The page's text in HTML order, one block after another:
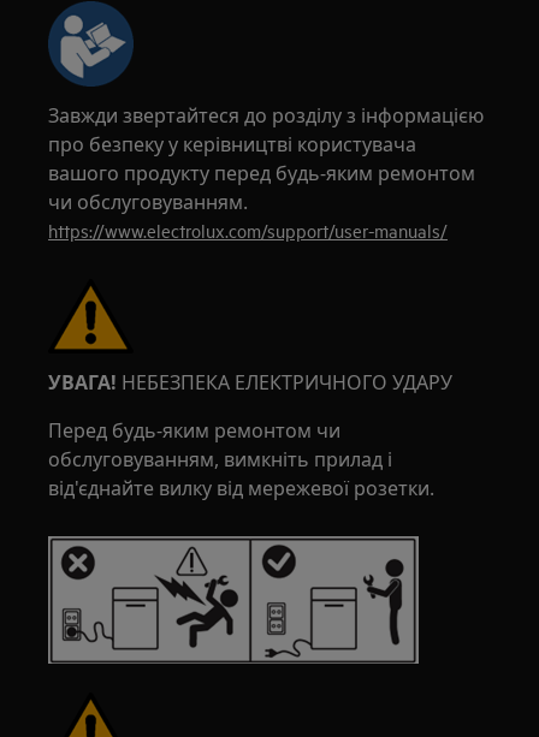
Завжди звертайтеся до розділу з інформацією
про безпеку у керівництві користувача
вашого продукту перед будь-яким ремонтом
чи обслуговуванням.
https://www.electrolux.com/support/user-manuals/
УВАГА! НЕБЕЗПЕКА ЕЛЕКТРИЧНОГО УДАРУ
Перед будь-яким ремонтом чи
обслуговуванням, вимкніть прилад і
від'єднайте вилку від мережевої розетки.